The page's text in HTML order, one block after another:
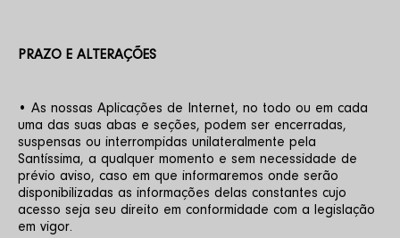
PRAZO E ALTERAÇÕES
• As nossas Aplicações de Internet, no todo ou em cada
uma das suas abas e seções, podem ser encerradas,
suspensas ou interrompidas unilateralmente pela
Santíssima, a qualquer momento e sem necessidade de
prévio aviso, caso em que informaremos onde serão
disponibilizadas as informações delas constantes cujo
acesso seja seu direito em conformidade com a legislação
em vigor.